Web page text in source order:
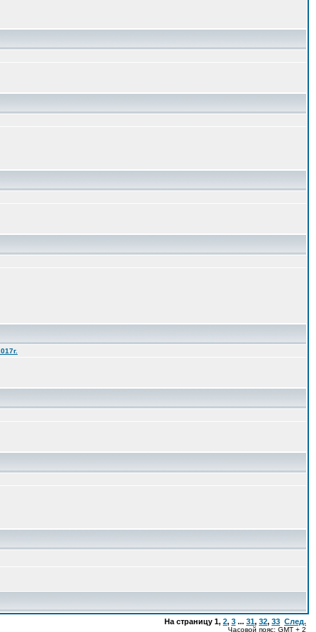
На страницу 1, 2, 3 ... 31, 32, 33 След.
Часовой пояс: GMT + 2